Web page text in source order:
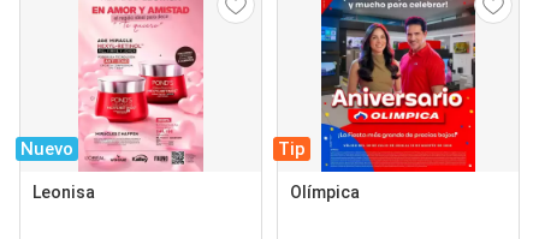
Nuevo
Leonisa
Tip
Olímpica